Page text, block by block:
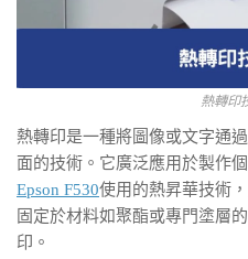
熱轉印
熱轉印是一種將圖像或文字通
面的技術。它廣泛應用於製作
Epson F530使用的熱昇華技術
固定於材料如聚酯或專門塗層
印。